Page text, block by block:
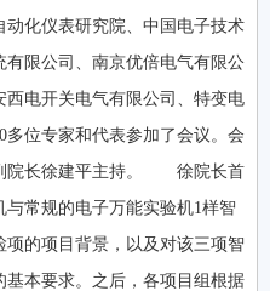
动化仪表研究院、中国电子技术
有限公司、南京优倍电气有限公
西电开关电气有限公司、特变电
专家和代表参加了会议。会
长徐建平主持。 徐院长首
常规的电子万能实验机1样智
的项目背景，以及对该三项智
要求。之后，各项目组根据